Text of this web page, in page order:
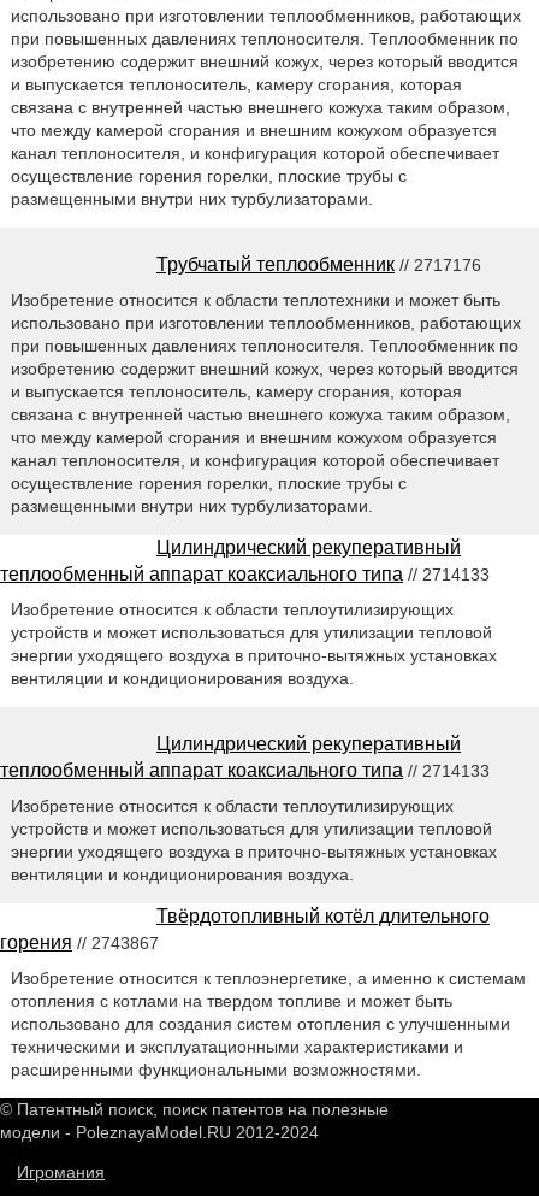
использовано при изготовлении теплообменников, работающих
при повышенных давлениях теплоносителя. Теплообменник по
изобретению содержит внешний кожух, через который вводится
и выпускается теплоноситель, камеру сгорания, которая
связана с внутренней частью внешнего кожуха таким образом,
что между камерой сгорания и внешним кожухом образуется
канал теплоносителя, и конфигурация которой обеспечивает
осуществление горения горелки, плоские трубы с
размещенными внутри них турбулизаторами.
Трубчатый теплообменник // 2717176
Изобретение относится к области теплотехники и может быть
использовано при изготовлении теплообменников, работающих
при повышенных давлениях теплоносителя. Теплообменник по
изобретению содержит внешний кожух, через который вводится
и выпускается теплоноситель, камеру сгорания, которая
связана с внутренней частью внешнего кожуха таким образом,
что между камерой сгорания и внешним кожухом образуется
канал теплоносителя, и конфигурация которой обеспечивает
осуществление горения горелки, плоские трубы с
размещенными внутри них турбулизаторами.
Цилиндрический рекуперативный
теплообменный аппарат коаксиального типа // 2714133
Изобретение относится к области теплоутилизирующих
устройств и может использоваться для утилизации тепловой
энергии уходящего воздуха в приточно-вытяжных установках
вентиляции и кондиционирования воздуха.
Цилиндрический рекуперативный
теплообменный аппарат коаксиального типа // 2714133
Изобретение относится к области теплоутилизирующих
устройств и может использоваться для утилизации тепловой
энергии уходящего воздуха в приточно-вытяжных установках
вентиляции и кондиционирования воздуха.
Твёрдотопливный котёл длительного
горения // 2743867
Изобретение относится к теплоэнергетике, а именно к системам
отопления с котлами на твердом топливе и может быть
использовано для создания систем отопления с улучшенными
техническими и эксплуатационными характеристиками и
расширенными функциональными возможностями.
© Патентный поиск, поиск патентов на полезные
модели - PoleznayaModel.RU 2012-2024
Игромания